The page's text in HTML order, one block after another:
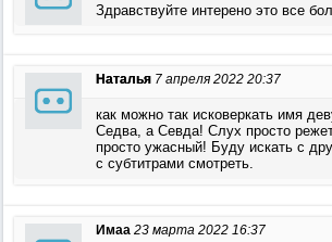
Здравствуйте интерено это все
Наталья 7 апреля 2022 20:37
как можно так исковеркать имя
Седва, а Севда! Слух просто
просто ужасный! Буду искать с
с субтитрами смотреть.
Имаа 23 марта 2022 16:37